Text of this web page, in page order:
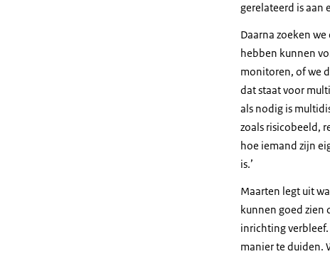
gerelateerd is aan
Daarna zoeken
hebben kunnen
monitoren, of we
dat staat voor
als nodig is
zoals risicobeeld,
hoe iemand zijn
is.’
Maarten legt uit
kunnen goed zien
inrichting verbleef.
manier te duiden.